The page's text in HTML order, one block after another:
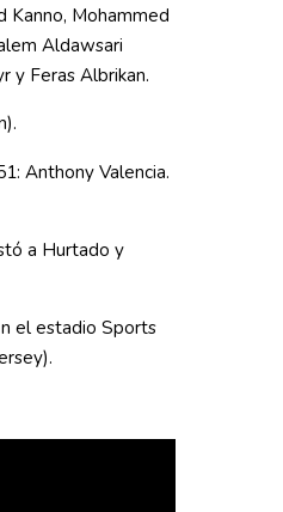
Kanno, Mohammed
Aldawsari
y Feras Albrikan.
Anthony Valencia.
a Hurtado y
el estadio Sports